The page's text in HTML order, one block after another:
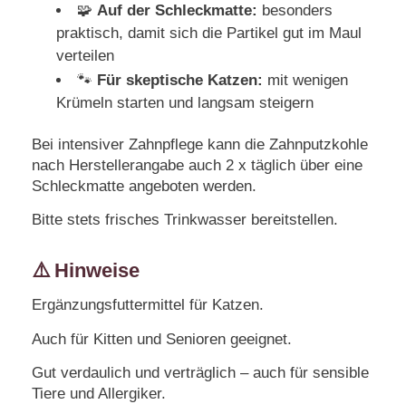
🧩 Auf der Schleckmatte: besonders
praktisch, damit sich die Partikel gut im Maul
verteilen
🐾 Für skeptische Katzen: mit wenigen
Krümeln starten und langsam steigern
Bei intensiver Zahnpflege kann die Zahnputzkohle
nach Herstellerangabe auch 2 x täglich über eine
Schleckmatte angeboten werden.
Bitte stets frisches Trinkwasser bereitstellen.
⚠️ Hinweise
Ergänzungsfuttermittel für Katzen.
Auch für Kitten und Senioren geeignet.
Gut verdaulich und verträglich – auch für sensible
Tiere und Allergiker.